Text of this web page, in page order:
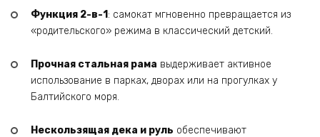
Функция 2-в-1 : самокат мгновенно превращается из
«родительского» режима в классический детский.
Прочная стальная рама выдерживает активное
использование в парках, дворах или на прогулках у
Балтийского моря.
Нескользящая дека и руль обеспечивают